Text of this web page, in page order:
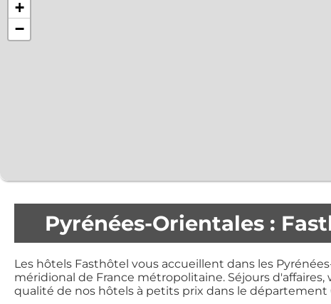
+
−
Pyrénées-Orientales :
Les hôtels Fasthôtel vous accueillent dans les
méridional de France métropolitaine. Séjours
qualité de nos hôtels à petits prix dans le département